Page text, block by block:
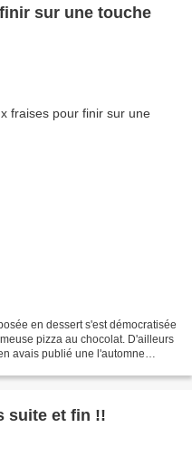
sur une touche
en dessert s'est démocratisée
pizza au chocolat. D'ailleurs
avais publié une l'automne
suite et fin !!